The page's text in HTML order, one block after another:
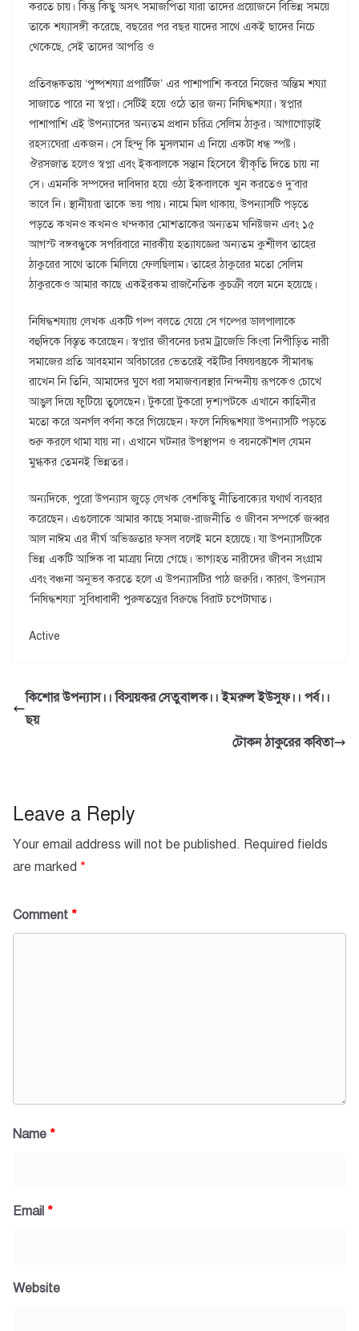
করতে চায়। কিন্তু কিছু অসৎ সমাজপিতা যারা তাদের প্রয়োজনে বিভিন্ন সময়ে
তাকে শয্যাসঙ্গী করেছে, বছরের পর বছর যাদের সাথে একই ছাদের নিচে
থেকেছে, সেই তাদের আপত্তি ও
প্রতিবন্ধকতায় ‘পুষ্পশয্যা প্রপার্টিজ’ এর পাশাপাশি কবরে নিজের অন্তিম শয্যা
সাজাতে পারে না স্বপ্না। সেটিই হয়ে ওঠে তার জন্য নিষিদ্ধশয্যা। স্বপ্নার
পাশাপাশি এই উপন্যাসের অন্যতম প্রধান চরিত্র সেলিম ঠাকুর। আগাগোড়াই
রহস্যঘেরা একজন। সে হিন্দু কি মুসলমান এ নিয়ে একটা ধন্ধ স্পষ্ট।
ঔরসজাত হলেও স্বপ্না এবং ইকবালকে সন্তান হিসেবে স্বীকৃতি দিতে চায় না
সে। এমনকি সম্পদের দাবিদার হয়ে ওঠা ইকবালকে খুন করতেও দু’বার
ভাবে নি। স্থানীয়রা তাকে ভয় পায়। নামে মিল থাকায়, উপন্যাসটি পড়তে
পড়তে কখনও কখনও খন্দকার মোশতাকের অন্যতম ঘনিষ্টজন এবং ১৫
আগস্ট বঙ্গবন্ধুকে সপরিবারে নারকীয় হত্যাযজ্ঞের অন্যতম কুশীলব তাহের
ঠাকুরের সাথে তাকে মিলিয়ে ফেলছিলাম। তাহের ঠাকুরের মতো সেলিম
ঠাকুরকেও আমার কাছে একইরকম রাজনৈতিক কুচক্রী বলে মনে হয়েছে।
নিষিদ্ধশয্যায় লেখক একটি গল্প বলতে যেয়ে সে গল্পের ডালপালাকে
বহুদিকে বিস্তৃত করেছেন। স্বপ্নার জীবনের চরম ট্রাজেডি কিংবা নিপীড়িত নারী
সমাজের প্রতি আবহমান অবিচারের ভেতরেই বইটির বিষয়বস্তুকে সীমাবদ্ধ
রাখেন নি তিনি, আমাদের ঘুণে ধরা সমাজব্যবস্থার নিন্দনীয় রূপকেও চোখে
আঙুল দিয়ে ফুটিয়ে তুলেছেন। টুকরো টুকরো দৃশ্যপটকে এখানে কাহিনীর
মতো করে অনর্গল বর্ণনা করে গিয়েছেন। ফলে নিষিদ্ধশয্যা উপন্যাসটি পড়তে
শুরু করলে থামা যায় না। এখানে ঘটনার উপস্থাপন ও বয়নকৌশল যেমন
মুগ্ধকর তেমনই ভিন্নতর।
অন্যদিকে, পুরো উপন্যাস জুড়ে লেখক বেশকিছু নীতিবাক্যের যথার্থ ব্যবহার
করেছেন। এগুলোকে আমার কাছে সমাজ-রাজনীতি ও জীবন সম্পর্কে জব্বার
আল নাঈম এর দীর্ঘ অভিজ্ঞতার ফসল বলেই মনে হয়েছে। যা উপন্যাসটিকে
ভিন্ন একটি আঙ্গিক বা মাত্রায় নিয়ে গেছে। ভাগ্যহত নারীদের জীবন সংগ্রাম
এবং বঞ্চনা অনুভব করতে হলে এ উপন্যাসটির পাঠ জরুরি। কারণ, উপন্যাস
‘নিষিদ্ধশয্যা’ সুবিধাবাদী পুরুষতন্ত্রের বিরুদ্ধে বিরাট চপেটাঘাত।
Active
কিশোর উপন্যাস।। বিস্ময়কর সেতুবালক।। ইমরুল ইউসুফ।। পর্ব।।
ছয়
টোকন ঠাকুরের কবিতা
Leave a Reply
Your email address will not be published. Required fields
are marked *
Comment *
Name *
Email *
Website